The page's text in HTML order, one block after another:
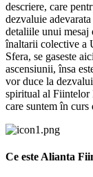
descriere, care
dezvaluie
detaliile unui mesaj
înaltarii colective a
Sfera, se gaseste
ascensiunii, însa
vor duce la
spiritual al Fiintelor
care suntem în curs
Ce este Alianta